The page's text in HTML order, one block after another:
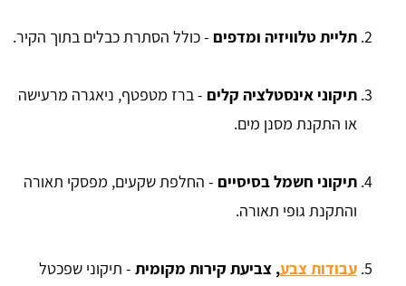
תליית טלוויזיה ומדפים - כולל הסתרת כבלים בתוך הקיר.
תיקוני אינסטלציה קלים - ברז מטפטף, ניאגרה מרעישה
או התקנת מסנן מים.
תיקוני חשמל בסיסיים - החלפת שקעים, מפסקי תאורה
והתקנת גופי תאורה.
עבודות צבע, צביעת קירות מקומית - תיקוני שפכטל